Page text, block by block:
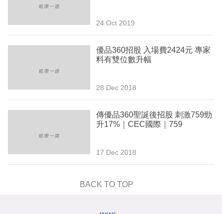
區
24 Oct 2019
優品360招股 入場費2424元 專家
料有雙位數升幅
28 Dec 2018
傳優品360聖誕後招股 刺激759勁
升17%｜CEC國際｜759
17 Dec 2018
BACK TO TOP